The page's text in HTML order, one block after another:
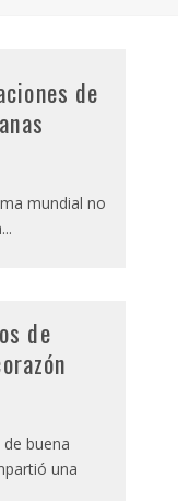
de
mundial no
...
de
buena
una